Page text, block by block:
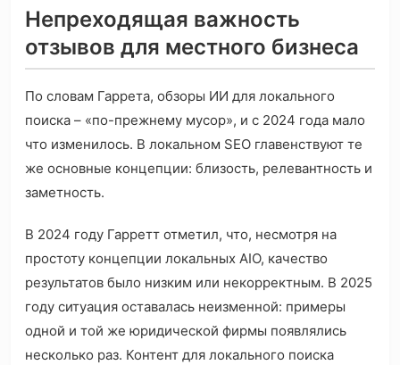
Непреходящая важность
отзывов для местного бизнеса
По словам Гаррета, обзоры ИИ для локального
поиска – «по-прежнему мусор», и с 2024 года мало
что изменилось. В локальном SEO главенствуют те
же основные концепции: близость, релевантность и
заметность.
В 2024 году Гарретт отметил, что, несмотря на
простоту концепции локальных AIO, качество
результатов было низким или некорректным. В 2025
году ситуация оставалась неизменной: примеры
одной и той же юридической фирмы появлялись
несколько раз. Контент для локального поиска